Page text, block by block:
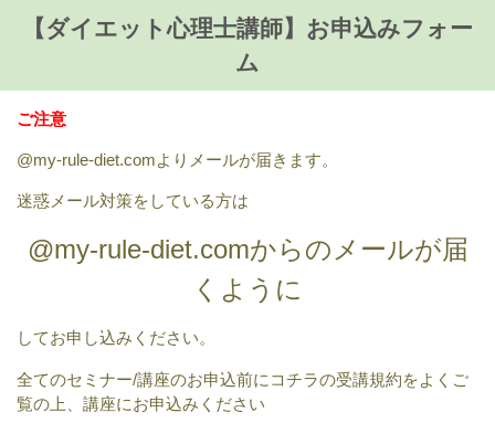
【ダイエット心理士講師】お申込みフォー
ム
ご注意
@my-rule-diet.comよりメールが届きます。
迷惑メール対策をしている方は
@my-rule-diet.comからのメールが届
くように
してお申し込みください。
全てのセミナー/講座のお申込前にコチラの受講規約をよくご
覧の上、講座にお申込みください